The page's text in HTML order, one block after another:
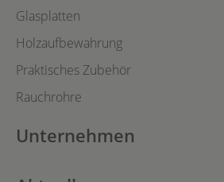
Glasplatten
Holzaufbewahrung
Praktisches Zubehör
Rauchrohre
Unternehmen